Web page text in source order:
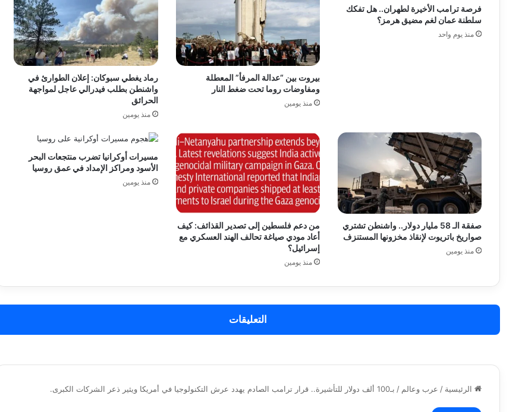
فرصة ترامب الأخيرة لطهران.. هل تفكك
سلطنة عمان لغم مضيق هرمز؟
منذ يوم واحد
بيروت بين “عدالة المرفأ” المعطلة
ومفاوضات روما تحت ضغط النار
منذ يومين
رماد يغطي سبوكان: إعلان الطوارئ في
واشنطن بطلب فيدرالي عاجل لمواجهة
الحرائق
منذ يومين
صفقة الـ 58 مليار دولار.. واشنطن تشتري
صواريخ باتريوت لإنقاذ مخزونها المستنزف
منذ يومين
من دعم فلسطين إلى تصدير القذائف: كيف
أعاد مودي صياغة تحالف الهند العسكري مع
إسرائيل؟
منذ يومين
مسيرات أوكرانيا تضرب منتجعات البحر
الأسود ومراكز الإمداد في عمق روسيا
منذ يومين
التعليقات